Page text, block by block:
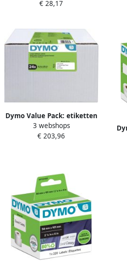
rollená 130 stuks
€ 28,17
Dymo Value Pack: etiketten
LabelWriter ft 89 x 36 mm
wit doos van 24 x 260
3 webshops
€ 203,96